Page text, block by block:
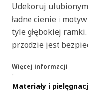
Udekoruj
ładne cienie i
tyle głębokiej
przodzie jest
Więcej informacji
Materiały i